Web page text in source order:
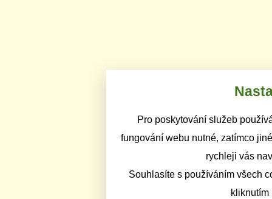
Pro poskytování služeb
fungování webu nutné, zatímco
rychleji vás
Souhlasíte s používáním všech
kliknutím